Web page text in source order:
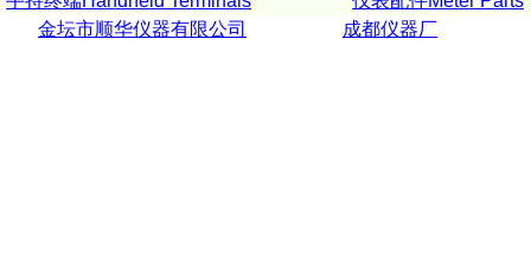
金坛市顺华仪器有限公司
成都仪器厂